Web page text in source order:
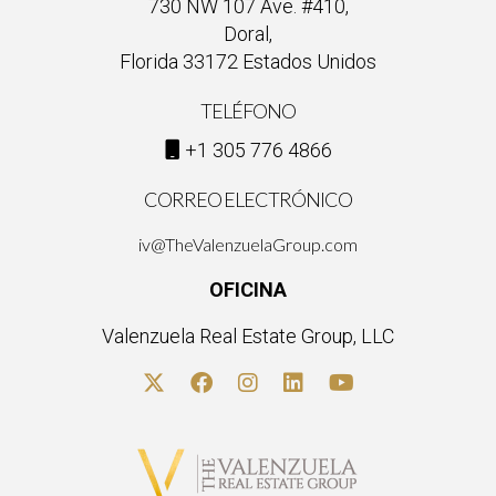
730 NW 107 Ave. #410,
Doral,
Florida 33172 Estados Unidos
TELÉFONO
+1 305 776 4866
CORREO ELECTRÓNICO
iv@TheValenzuelaGroup.com
OFICINA
Valenzuela Real Estate Group, LLC